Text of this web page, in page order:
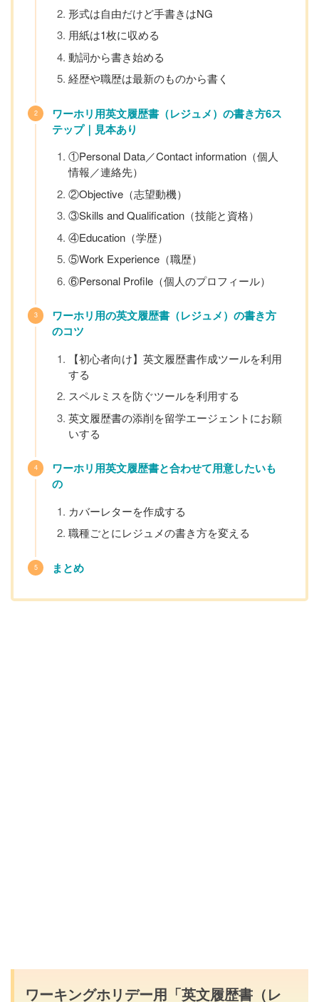
形式は自由だけど手書きはNG
用紙は1枚に収める
動詞から書き始める
経歴や職歴は最新のものから書く
ワーホリ用英文履歴書（レジュメ）の書き方6ス
テップ｜見本あり
①Personal Data／Contact information（個人
情報／連絡先）
②Objective（志望動機）
③Skills and Qualification（技能と資格）
④Education（学歴）
⑤Work Experience（職歴）
⑥Personal Profile（個人のプロフィール）
ワーホリ用の英文履歴書（レジュメ）の書き方
のコツ
【初心者向け】英文履歴書作成ツールを利用
する
スペルミスを防ぐツールを利用する
英文履歴書の添削を留学エージェントにお願
いする
ワーホリ用英文履歴書と合わせて用意したいも
の
カバーレターを作成する
職種ごとにレジュメの書き方を変える
まとめ
ワーキングホリデー用「英文履歴書（レ